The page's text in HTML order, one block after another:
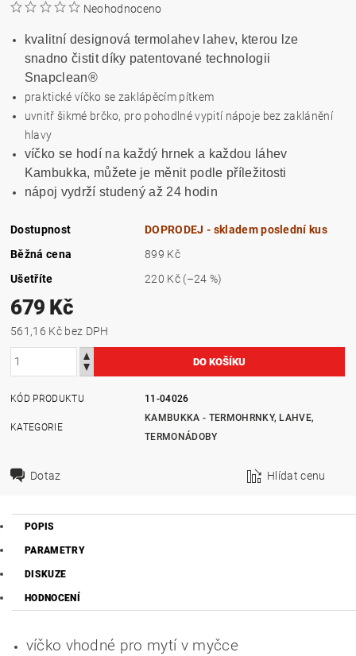
Neohodnoceno
kvalitní designová termolahev lahev, kterou lze
snadno čistit díky patentované technologii
Snapclean®
praktické víčko se zaklápěcím pítkem
uvnitř šikmé brčko, pro pohodlné vypití nápoje bez zaklánění
hlavy
víčko se hodí na každý hrnek a každou láhev
Kambukka, můžete je měnit podle příležitosti
nápoj vydrží studený až 24 hodin
Dostupnost
DOPRODEJ - skladem poslední kus
Běžná cena
899 Kč
Ušetříte
220 Kč (–24 %)
679 Kč
561,16 Kč bez DPH
KÓD PRODUKTU 11-04026
KATEGORIE
KAMBUKKA - TERMOHRNKY, LAHVE,
TERMONÁDOBY
Dotaz Hlídat cenu
POPIS
PARAMETRY
DISKUZE
HODNOCENÍ
víčko vhodné pro mytí v myčce